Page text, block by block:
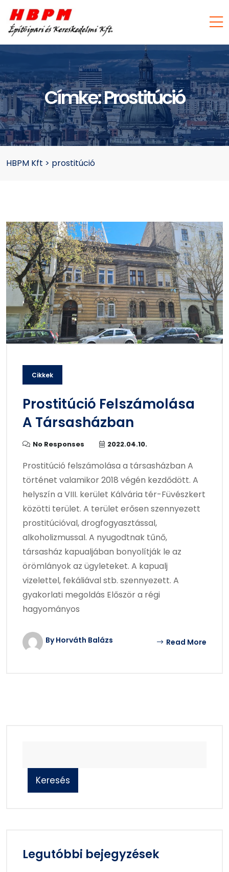
Címke:Prostitúció
HBPM Kft > prostitúció
Cikkek
Prostitúció Felszámolása
A Társasházban
No Responses 2022.04.10.
Prostitúció felszámolása a társasházban A
történet valamikor 2018 végén kezdődött. A
helyszín a VIII. kerület Kálvária tér-Füvészkert
közötti terület. A terület erősen szennyezett
prostitúcióval, drogfogyasztással,
alkoholizmussal. A nyugodtnak tűnő,
társasház kapualjában bonyolítják le az
örömlányok az ügyleteket. A kapualj
vizelettel, fekáliával stb. szennyezett. A
gyakorlati megoldás Először a régi
hagyományos
By Horváth Balázs Read More
Keresés
Legutóbbi bejegyzések